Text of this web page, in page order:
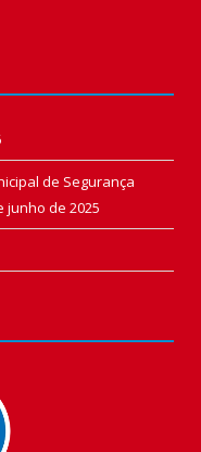
de Segurança
junho de 2025